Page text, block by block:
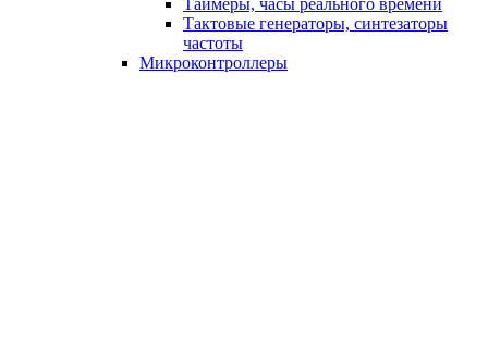
Таймеры, часы реального времени
Тактовые генераторы, синтезаторы
частоты
Микроконтроллеры